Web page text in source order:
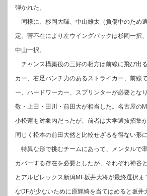
弾かれた。
同様に、杉岡大暉、中山雄太（負傷中のため
定。菅不在により左ウイングバックは杉岡一択
中山一択。
チャンス構築役の三好の相方は前線に飛び出
カー、右足パンチ力のあるストライカー、前線
ー、ハードワーカー、スプリンターが必要とな
敬・上田・田川・前田大が相当した。名古屋の
小松蓮も対象内だったが、前者は大学選抜招集
同じく松本の前田大然と比較せざるを得ない形
特異な形で挑むチームにあって、メンタルで
カバーする存在を必要としたが、それぞれ神谷
とアルビレックス新潟MF坂井大将が最終選択
なDFが少ないために原輝綺を当てはめると坂井